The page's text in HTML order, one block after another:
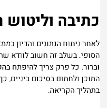
כתיבה
לאחר ניתוח הנתונים והדיון
הסופי. בשלב זה חשוב לוודא
וברור. כל פרק צריך להיפתח
התוכן ולחתום בסיכום ביניים,
בתהליך הקריאה.